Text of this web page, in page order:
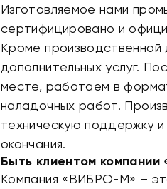
Изготовляемое нами
сертифицировано и
Кроме производственной
дополнительных услуг.
месте, работаем в
наладочных работ.
техническую поддержку
окончания.
Быть клиентом
Компания «ВИБРО-М» –